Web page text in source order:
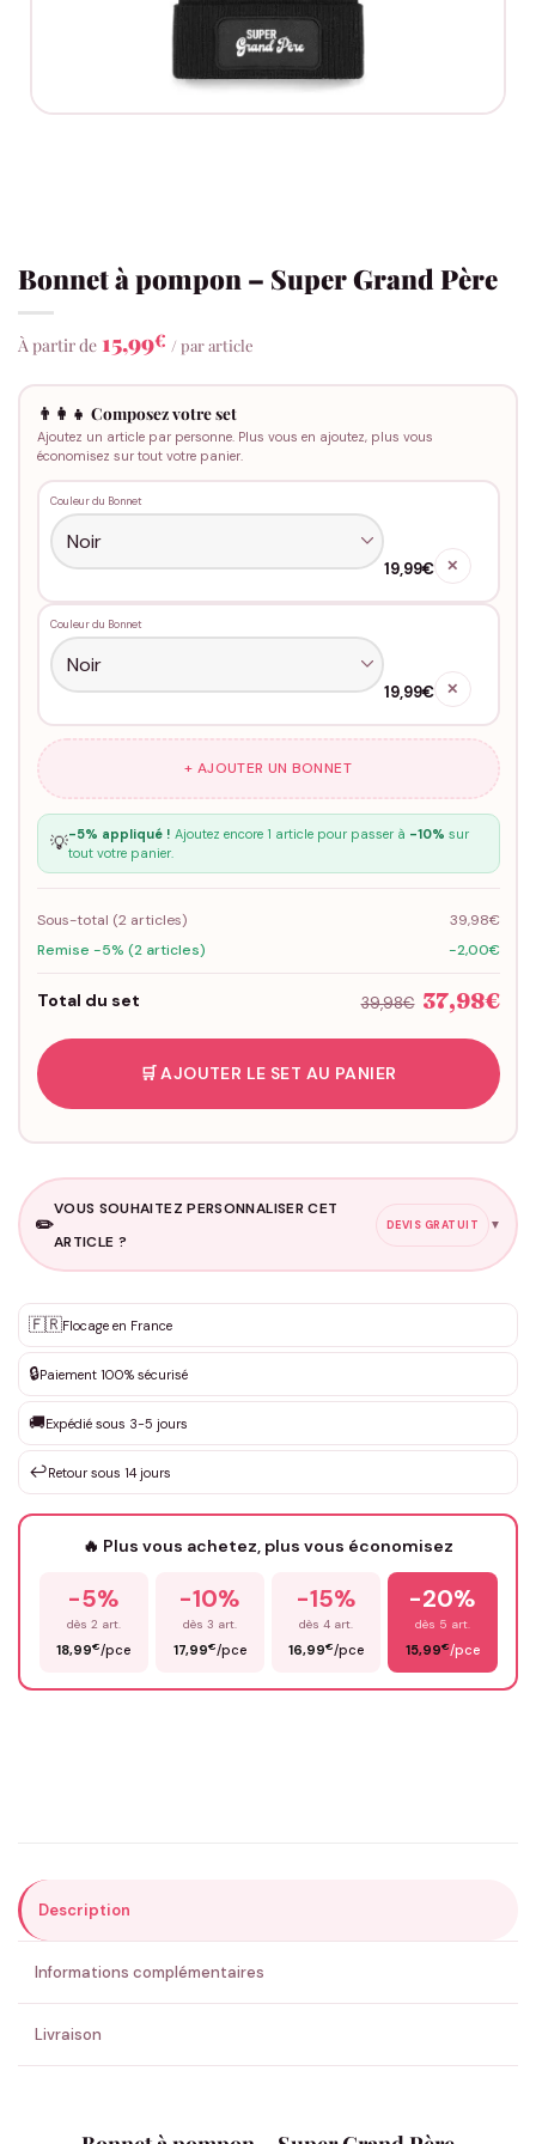
Bonnet à pompon – Super Grand Père
À partir de 15,99€ / par article
👨‍👩‍👧 Composez votre set
Ajoutez un article par personne. Plus vous en ajoutez, plus vous
économisez sur tout votre panier.
Couleur du Bonnet
19,99€ ✕
Couleur du Bonnet
19,99€ ✕
+ AJOUTER UN BONNET
💡-5% appliqué ! Ajoutez encore 1 article pour passer à -10% sur
tout votre panier.
Sous-total (2articles)
39,98€
Remise -5% (2 articles)
-2,00€
Total du set 39,98€ 37,98€
🛒 AJOUTER LE SET AU PANIER
✏️
VOUS SOUHAITEZ PERSONNALISER CET
ARTICLE ?
DEVIS GRATUIT ▼
✨ Personnalisation sur mesure
DEVIS GRATUIT · Personnalisation de 3 à 10€ selon la demande
Que souhaitez-vous ?*
Votre texte / idée*
Prénom*
ENVOYER MA DEMANDE ✨
💚 Retour sous 24-48h🇫🇷 Flocage en France✅ Validation avant fabrication
🇫🇷Flocage en France
🔒Paiement 100% sécurisé
🚚Expédié sous 3-5 jours
↩️Retour sous 14 jours
🔥 Plus vous achetez, plus vous économisez
-5%
dès 2 art.
18,99€/pce
-10%
dès 3 art.
17,99€/pce
-15%
dès 4 art.
16,99€/pce
-20%
dès 5 art.
15,99€/pce
Description
Informations complémentaires
Livraison